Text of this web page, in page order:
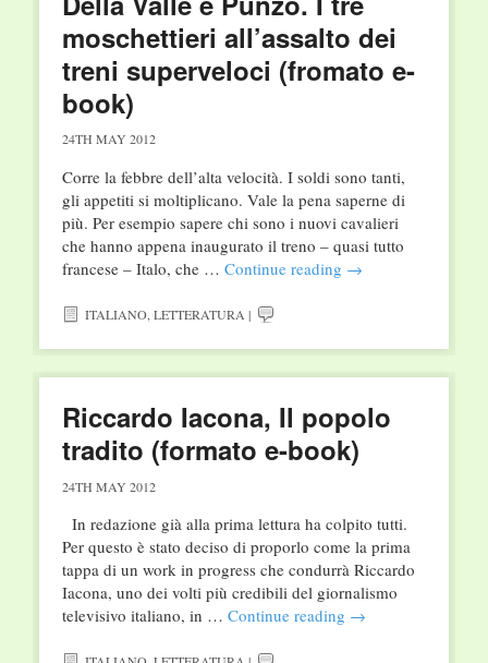
moschettieri all’assalto dei
treni superveloci (fromato e-
book)
24TH MAY 2012
Corre la febbre dell’alta velocità. I soldi sono tanti,
gli appetiti si moltiplicano. Vale la pena saperne di
più. Per esempio sapere chi sono i nuovi cavalieri
che hanno appena inaugurato il treno – quasi tutto
francese – Italo, che … Continue reading →
ITALIANO, LETTERATURA |
Riccardo Iacona, Il popolo
tradito (formato e-book)
24TH MAY 2012
In redazione già alla prima lettura ha colpito tutti.
Per questo è stato deciso di proporlo come la prima
tappa di un work in progress che condurrà Riccardo
Iacona, uno dei volti più credibili del giornalismo
televisivo italiano, in … Continue reading →